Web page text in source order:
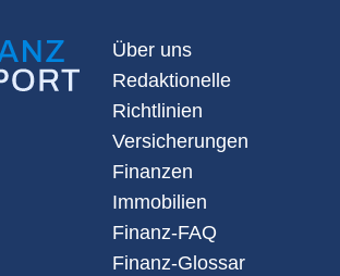
Über uns
Redaktionelle
Richtlinien
Versicherungen
Finanzen
Immobilien
Finanz-FAQ
Finanz-Glossar